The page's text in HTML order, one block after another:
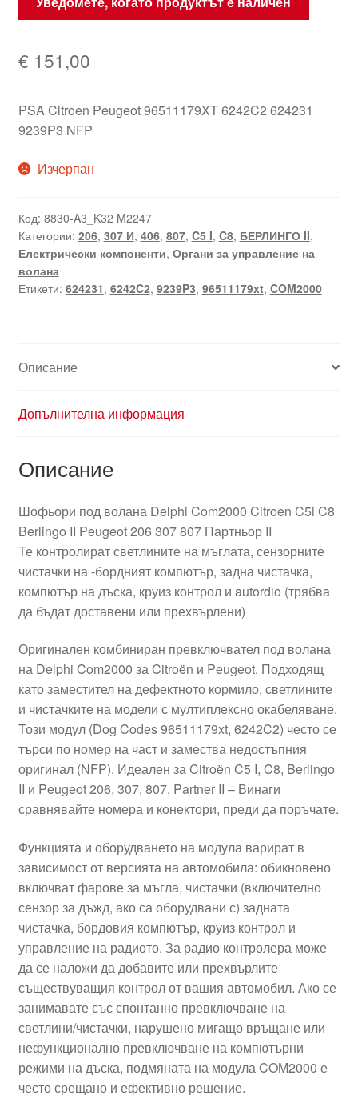
€ 151,00
PSA Citroen Peugeot 96511179XT 6242C2 624231
9239P3 NFP
Изчерпан
Код: 8830-A3_K32 M2247
Категории: 206, 307 И, 406, 807, C5 I, C8, БЕРЛИНГО II,
Електрически компоненти, Органи за управление на
волана
Етикети: 624231, 6242C2, 9239P3, 96511179xt, COM2000
Описание
Допълнителна информация
Описание
Шофьори под волана Delphi Com2000 Citroen C5i C8
Berlingo II Peugeot 206 307 807 Партньор II
Те контролират светлините на мъглата, сензорните
чистачки на -бордният компютър, задна чистачка,
компютър на дъска, круиз контрол и autordio (трябва
да бъдат доставени или прехвърлени)
Оригинален комбиниран превключвател под волана
на Delphi Com2000 за Citroën и Peugeot. Подходящ
като заместител на дефектното кормило, светлините
и чистачките на модели с мултиплексно окабеляване.
Този модул (Dog Codes 96511179xt, 6242C2) често се
търси по номер на част и замества недостъпния
оригинал (NFP). Идеален за Citroën C5 I, C8, Berlingo
II и Peugeot 206, 307, 807, Partner II – Винаги
сравнявайте номера и конектори, преди да поръчате.
Функцията и оборудването на модула варират в
зависимост от версията на автомобила: обикновено
включват фарове за мъгла, чистачки (включително
сензор за дъжд, ако са оборудвани с) задната
чистачка, бордовия компютър, круиз контрол и
управление на радиото. За радио контролера може
да се наложи да добавите или прехвърлите
съществуващия контрол от вашия автомобил. Ако се
занимавате със спонтанно превключване на
светлини/чистачки, нарушено мигащо връщане или
нефункционално превключване на компютърни
режими на дъска, подмяната на модула COM2000 е
често срещано и ефективно решение.